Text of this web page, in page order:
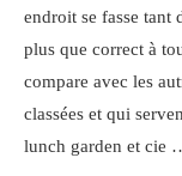
endroit se fasse tant
plus que correct à
compare avec les
classées et qui
lunch garden et cie